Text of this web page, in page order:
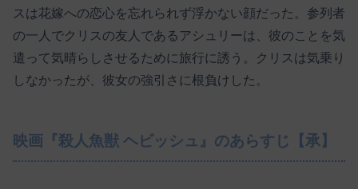
スは花嫁への恋心を忘れられず浮かない顔だった。参列者
の一人でクリスの友人であるアシュリーは、彼のことを気
遣って気晴らしさせるために旅行に誘う。クリスは気乗り
しなかったが、彼女の強引さに根負けした。
映画『殺人魚獣 ヘビッシュ』のあらすじ【承】